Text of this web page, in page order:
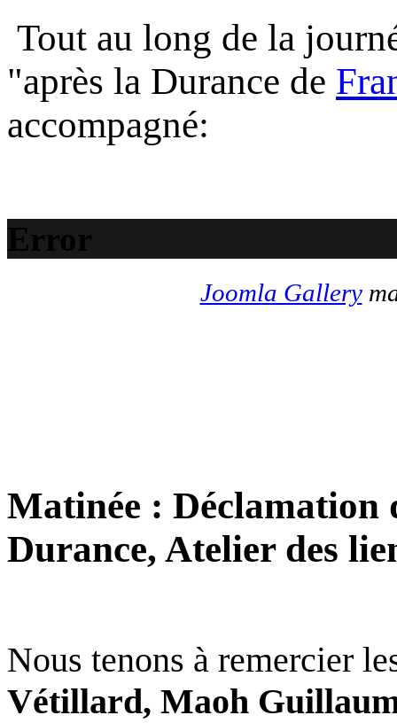
Tout au long de la
"après la Durance de
accompagné:
Error
Joomla Gallery
Matinée : Déclamation
Durance, Atelier des
Nous tenons à remercier
Vétillard, Maoh